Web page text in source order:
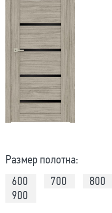
Размер полотна:
600
700
800
900